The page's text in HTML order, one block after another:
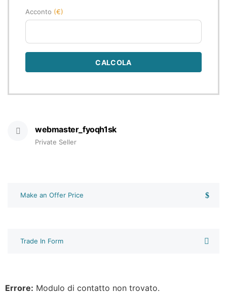
Acconto (€)
CALCOLA
webmaster_fyoqh1sk
Private Seller
Make an Offer Price
Trade In Form
Errore: Modulo di contatto non trovato.